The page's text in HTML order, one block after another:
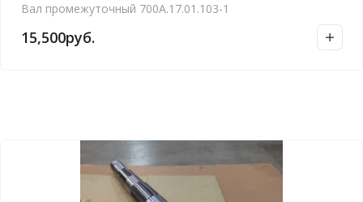
Вал промежуточный 700А.17.01.103-1
15,500руб.